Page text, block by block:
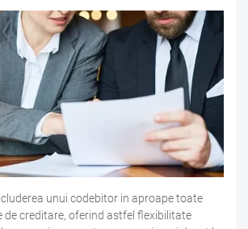
unui codebitor in aproape toate
de creditare, oferind astfel flexibilitate